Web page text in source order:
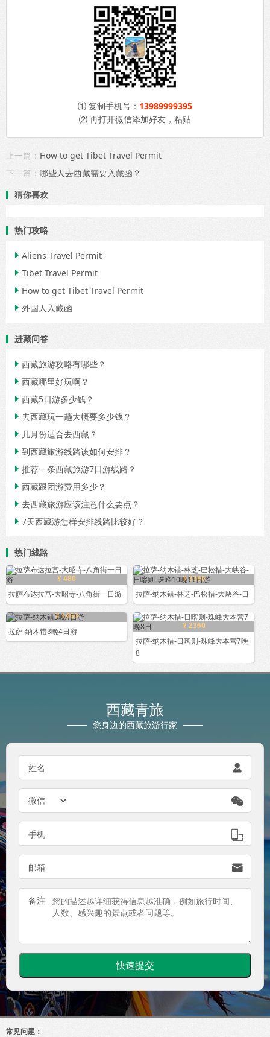
⑴ 复制手机号： 13989999395
⑵ 再打开微信添加好友，粘贴
上一篇： How to get Tibet Travel Permit
下一篇： 哪些人去西藏需要入藏函？
猜你喜欢
热门攻略
 Aliens Travel Permit
 Tibet Travel Permit
 How to get Tibet Travel Permit
 外国人入藏函
进藏问答
 西藏旅游攻略有哪些？
 西藏哪里好玩啊？
 西藏5日游多少钱？
 去西藏玩一趟大概要多少钱？
 几月份适合去西藏？
 到西藏旅游线路该如何安排？
 推荐一条西藏旅游7日游线路？
 西藏跟团游费用多少？
 去西藏旅游应该注意什么要点？
 7天西藏游怎样安排线路比较好？
热门线路
¥ 480
拉萨布达拉宫-大昭寺-八角街一日游
¥ 3360
拉萨-纳木错-林芝-巴松措-大峡谷-日
¥ 1460
拉萨-纳木错3晚4日游
¥ 2360
拉萨-纳木措-日喀则-珠峰大本营7晚
8
西藏青旅
您身边的西藏旅游行家
姓名 

手机 
邮箱 
备注
常见问题：